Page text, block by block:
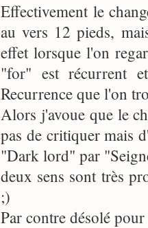
Effectivement le
au vers 12 pieds,
effet lorsque l'on
"for" est récurrent
Recurrence que l'on
Alors j'avoue que le
pas de critiquer mais
"Dark lord" par
deux sens sont très
;)
Par contre désolé